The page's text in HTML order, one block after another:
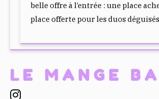
belle offre à l’entrée : une place
place offerte pour les duos
LE MANGE